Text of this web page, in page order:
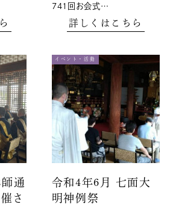
741回お会式…
詳しくはこちら
師通
さ
イベント・活動
令和4年6月 七面大
明神例祭